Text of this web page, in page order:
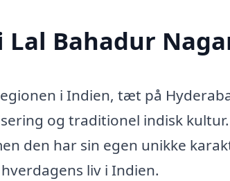
Bahadur
i Indien, tæt på
og traditionel indisk kultur.
den har sin egen unikke
liv i Indien.